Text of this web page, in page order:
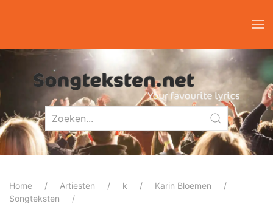
Home Artiesten k
Karin Bloemen
Songteksten